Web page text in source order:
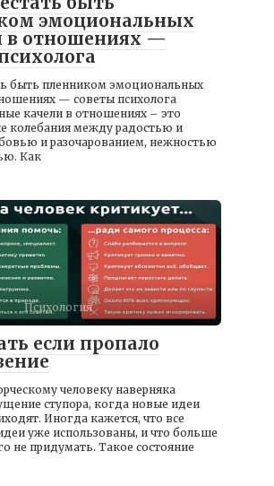
эмоциональных
в отношениях —
быть пленником эмоциональных
— советы психолога
качели в отношениях – это
колебания между радостью и
и разочарованием, нежностью
Как
Психология
если пропало
человеку наверняка
ступора, когда новые идеи
Иногда кажется, что все
уже использованы, и что больше
не придумать. Такое состояние